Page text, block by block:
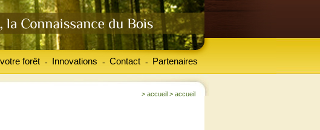
forêt Innovations
- Contact
- Partenaires
-
> accueil > accueil